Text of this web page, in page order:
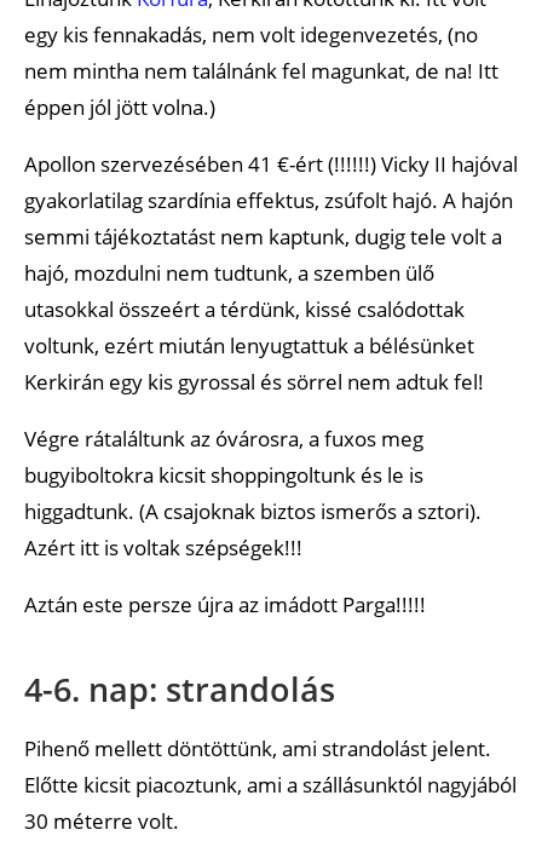
egy kis fennakadás, nem volt idegenvezetés, (no
nem mintha nem találnánk fel magunkat, de na! Itt
éppen jól jött volna.)
Apollon szervezésében 41 €-ért (!!!!!!) Vicky II hajóval
gyakorlatilag szardínia effektus, zsúfolt hajó. A hajón
semmi tájékoztatást nem kaptunk, dugig tele volt a
hajó, mozdulni nem tudtunk, a szemben ülő
utasokkal összeért a térdünk, kissé csalódottak
voltunk, ezért miután lenyugtattuk a bélésünket
Kerkirán egy kis gyrossal és sörrel nem adtuk fel!
Végre rátaláltunk az óvárosra, a fuxos meg
bugyiboltokra kicsit shoppingoltunk és le is
higgadtunk. (A csajoknak biztos ismerős a sztori).
Azért itt is voltak szépségek!!!
Aztán este persze újra az imádott Parga!!!!!
4-6. nap: strandolás
Pihenő mellett döntöttünk, ami strandolást jelent.
Előtte kicsit piacoztunk, ami a szállásunktól nagyjából
30 méterre volt.